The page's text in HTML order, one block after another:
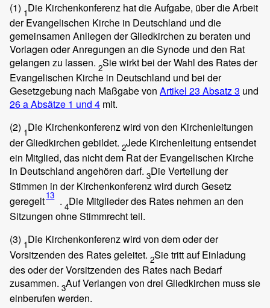
(1) 1Die Kirchenkonferenz hat die Aufgabe, über die Arbeit
der Evangelischen Kirche in Deutschland und die
gemeinsamen Anliegen der Gliedkirchen zu beraten und
Vorlagen oder Anregungen an die Synode und den Rat
gelangen zu lassen. 2Sie wirkt bei der Wahl des Rates der
Evangelischen Kirche in Deutschland und bei der
Gesetzgebung nach Maßgabe von Artikel 23 Absatz 3 und
26 a Absätze 1 und 4 mit.
(2) 1Die Kirchenkonferenz wird von den Kirchenleitungen
der Gliedkirchen gebildet. 2Jede Kirchenleitung entsendet
ein Mitglied, das nicht dem Rat der Evangelischen Kirche
in Deutschland angehören darf. 3Die Verteilung der
Stimmen in der Kirchenkonferenz wird durch Gesetz
geregelt13 . 4Die Mitglieder des Rates nehmen an den
Sitzungen ohne Stimmrecht teil.
(3) 1Die Kirchenkonferenz wird von dem oder der
Vorsitzenden des Rates geleitet. 2Sie tritt auf Einladung
des oder der Vorsitzenden des Rates nach Bedarf
zusammen. 3Auf Verlangen von drei Gliedkirchen muss sie
einberufen werden.